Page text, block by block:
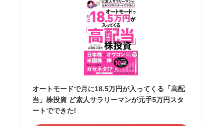
オートモードで月に18.5万円が入ってくる「高配
当」株投資 ど素人サラリーマンが元手5万円スタ
ートでできた!